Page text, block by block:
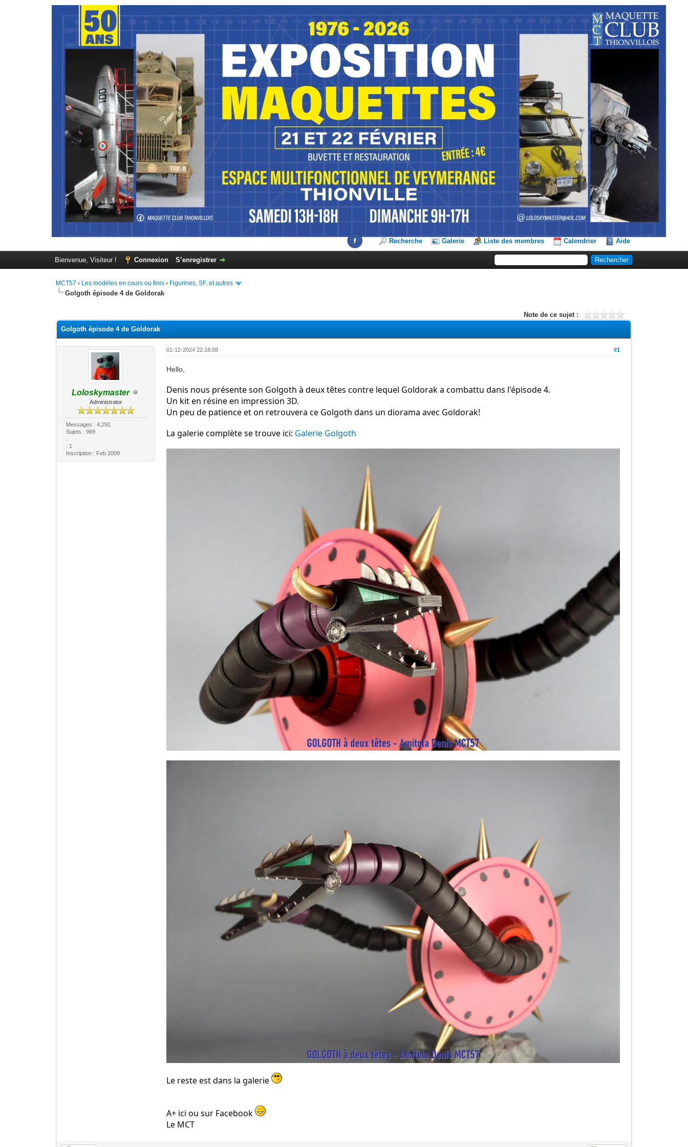
Recherche Galerie Liste des membres Calendrier Aide
Bienvenue, Visiteur ! Connexion S’enregistrer
MCT57 › Les modèles en cours ou finis › Figurines, SF, et autres
Golgoth épisode 4 de Goldorak
Note de ce sujet :
Golgoth épisode 4 de Goldorak
Loloskymaster
Administrator
Messages : 4,291
Sujets : 969
:
: 1
Inscription : Feb 2009
#1
01-12-2024 22:18:08
Hello,
Denis nous présente son Golgoth à deux têtes contre lequel Goldorak a combattu dans l'épisode 4.
Un kit en résine en impression 3D.
Un peu de patience et on retrouvera ce Golgoth dans un diorama avec Goldorak!
La galerie complète se trouve ici: Galerie Golgoth
Le reste est dans la galerie
A+ ici ou sur Facebook
Le MCT